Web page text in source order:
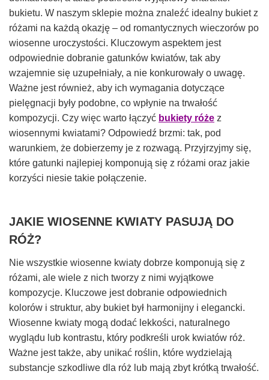
bukietu. W naszym sklepie można znaleźć idealny bukiet z
różami na każdą okazję – od romantycznych wieczorów po
wiosenne uroczystości. Kluczowym aspektem jest
odpowiednie dobranie gatunków kwiatów, tak aby
wzajemnie się uzupełniały, a nie konkurowały o uwagę.
Ważne jest również, aby ich wymagania dotyczące
pielęgnacji były podobne, co wpłynie na trwałość
kompozycji. Czy więc warto łączyć bukiety róże z
wiosennymi kwiatami? Odpowiedź brzmi: tak, pod
warunkiem, że dobierzemy je z rozwagą. Przyjrzyjmy się,
które gatunki najlepiej komponują się z różami oraz jakie
korzyści niesie takie połączenie.
JAKIE WIOSENNE KWIATY PASUJĄ DO
RÓŻ?
Nie wszystkie wiosenne kwiaty dobrze komponują się z
różami, ale wiele z nich tworzy z nimi wyjątkowe
kompozycje. Kluczowe jest dobranie odpowiednich
kolorów i struktur, aby bukiet był harmonijny i elegancki.
Wiosenne kwiaty mogą dodać lekkości, naturalnego
wyglądu lub kontrastu, który podkreśli urok kwiatów róż.
Ważne jest także, aby unikać roślin, które wydzielają
substancje szkodliwe dla róż lub mają zbyt krótką trwałość.